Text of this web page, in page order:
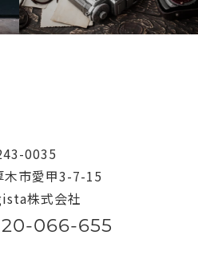
0035
木市愛甲3-7-15
株式会社
066-655